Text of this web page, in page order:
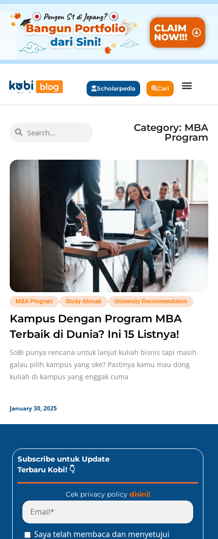
Scholarpedia Cari
Category: MBA
Program
MBA Program Study Abroad University Recommendation
Kampus Dengan Program MBA
Terbaik di Dunia? Ini 15 Listnya!
SoBi punya rencana untuk lanjut kuliah bisnis tapi masih
galau pilih kampus yang oke? Pastinya kamu mau dong
kuliah di kampus yang enggak cuma
January 30, 2025
Subscribe untuk Update
Terbaru Kobi! 👇
Cek privacy policy disini!
Saya telah membaca dan menyetujui